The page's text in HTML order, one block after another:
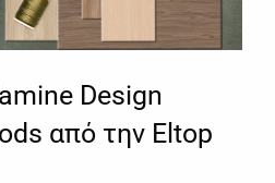
Design
από την Eltop